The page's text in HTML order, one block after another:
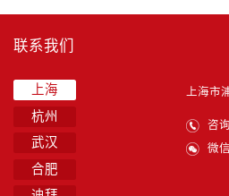
联系我们
上海
杭州
武汉
合肥
上海市
咨
微